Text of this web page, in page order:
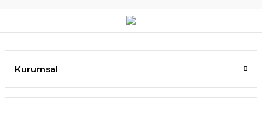
Kurumsal